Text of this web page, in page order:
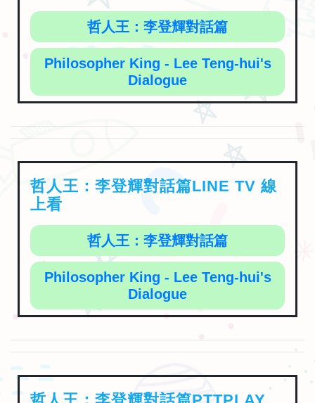
哲人王：李登輝對話篇
Philosopher King - Lee Teng-hui's
Dialogue
哲人王：李登輝對話篇LINE TV 線
上看
哲人王：李登輝對話篇
Philosopher King - Lee Teng-hui's
Dialogue